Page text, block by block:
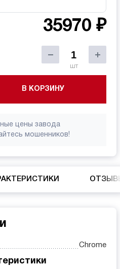
35970 ₽
шт
В КОРЗИНУ
цены завода
мошенников!
Chrome